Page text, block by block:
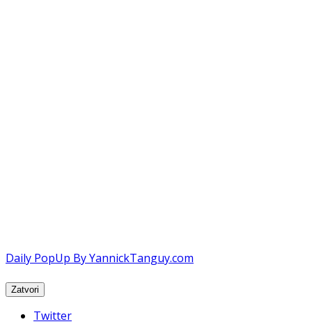
Daily PopUp By YannickTanguy.com
Twitter